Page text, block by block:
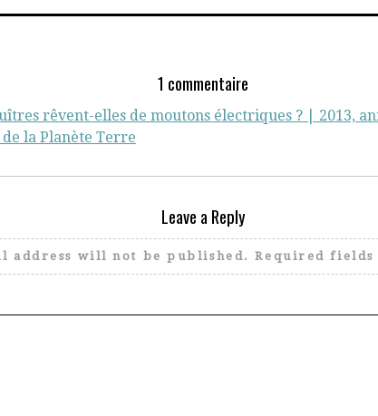
1 commentaire
rêvent-elles de moutons électriques ? | 2013,
la Planète Terre
Leave a Reply
address will not be published. Required fields